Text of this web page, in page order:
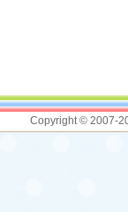
Copyright © 2007-